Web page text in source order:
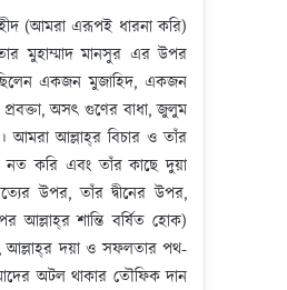
(আমরা এরূপই ধারনা করি)
মুহাম্মাদ মানসুর এর উপর
একজন মুজাহিদ, একজন
অসৎ গুণের বাধা, জুলুম
আমরা আল্লাহ্‌র বিচার ও তাঁর
নত করি এবং তাঁর কাছে দুয়া
উপর, তাঁর দ্বীনের উপর,
আল্লাহ্‌র শান্তি বর্ষিত হোক)
আল্লাহ্‌র দয়া ও সফলতার পথ-
অটল থাকার তৌফিক দান